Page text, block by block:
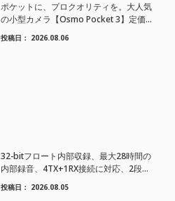
ポケットに、プロクオリティを。大人気
の小型カメラ【Osmo Pocket 3】定価が
さらにお値下げされました！
投稿日： 2026.08.06
32-bitフロート内部収録、最大28時間の
内部録音、4TX+1RX接続に対応、2段階
AIノイズキャンセリング搭載｜コンパク
トワイヤレスマイク DJI Mic Mini 2S 登場
投稿日： 2026.08.05